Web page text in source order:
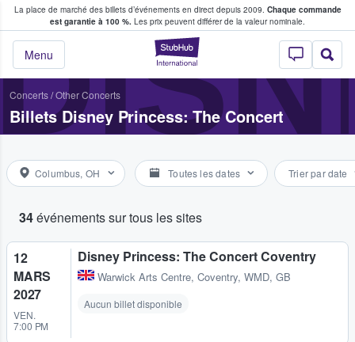
La place de marché des billets d’événements en direct depuis 2009. Chaque commande
est garantie à 100 %. Les prix peuvent différer de la valeur nominale.
StubHub - Où
Menu
fans achètent et vendent des billets
Concerts/Other Concerts
Billets Disney Princess: The Concert
Columbus, OH Toutes les dates Trier par date
34événements sur tous les sites
12
MARS
2027
VEN.
7:00 PM
Disney Princess: The Concert Coventry
Warwick Arts Centre, Coventry, WMD, GB
Aucun billet disponible